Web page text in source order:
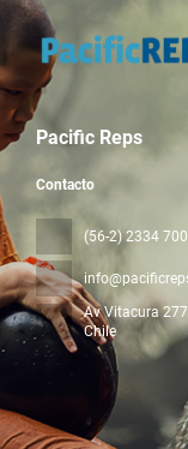
Pacific Reps
Contacto
(56-2) 2334
Av Vitacura
Chile